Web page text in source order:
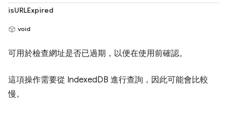
isURLExpired
void
可用於檢查網址是否已過期，以便在使用前確認。
這項操作需要從 IndexedDB 進行查詢，因此可能會比較
慢。